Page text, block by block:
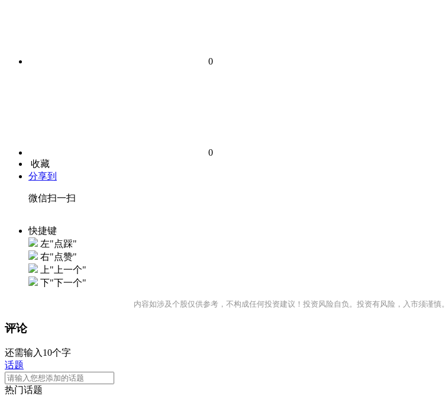
0
0
收藏
分享到
微信扫一扫
快捷键
左"点踩"
右"点赞"
上"上一个"
下"下一个"
内容如涉及个股仅供参考，不构成任何投资建议！投资风险自负。投资有风险，入市须谨慎。
评论
还需输入10个字
话题
热门话题